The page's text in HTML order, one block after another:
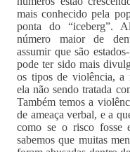
mais conhecido pela
ponta do “iceberg”.
número maior de
assumir que são
pode ter sido mais
os tipos de violência, a
ela não sendo tratada
Também temos a
de ameaça verbal, e a
como se o risco fosse
sabemos que muitas